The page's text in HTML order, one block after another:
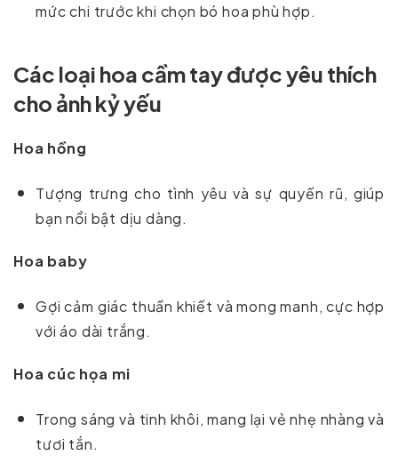
mức chi trước khi chọn bó hoa phù hợp.
Các loại hoa cầm tay được yêu thích
cho ảnh kỷ yếu
Hoa hồng
Tượng trưng cho tình yêu và sự quyến rũ, giúp
bạn nổi bật dịu dàng.
Hoa baby
Gợi cảm giác thuần khiết và mong manh, cực hợp
với áo dài trắng.
Hoa cúc họa mi
Trong sáng và tinh khôi, mang lại vẻ nhẹ nhàng và
tươi tắn.